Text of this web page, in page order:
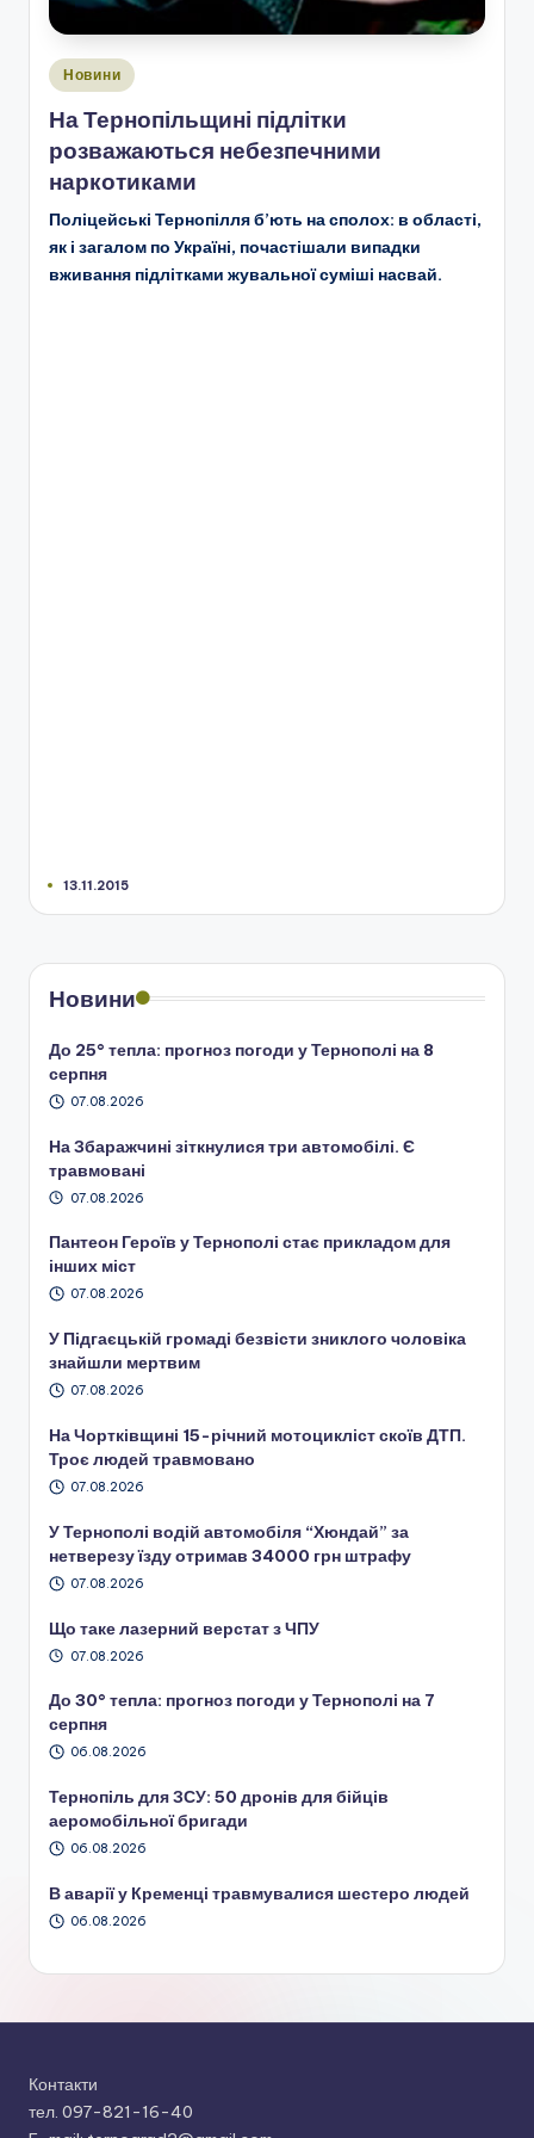
Опубліковано
Новини
На Тернопільщині підлітки
розважаються небезпечними
наркотиками
Поліцейські Тернопілля б’ють на сполох: в області,
як і загалом по Україні, почастішали випадки
вживання підлітками жувальної суміші насвай.
13.11.2015
Новини
До 25° тепла: прогноз погоди у Тернополі на 8
серпня
07.08.2026
На Збаражчині зіткнулися три автомобілі. Є
травмовані
07.08.2026
Пантеон Героїв у Тернополі стає прикладом для
інших міст
07.08.2026
У Підгаєцькій громаді безвісти зниклого чоловіка
знайшли мертвим
07.08.2026
На Чортківщині 15-річний мотоцикліст скоїв ДТП.
Троє людей травмовано
07.08.2026
У Тернополі водій автомобіля “Хюндай” за
нетверезу їзду отримав 34000 грн штрафу
07.08.2026
Що таке лазерний верстат з ЧПУ
07.08.2026
До 30° тепла: прогноз погоди у Тернополі на 7
серпня
06.08.2026
Тернопіль для ЗСУ: 50 дронів для бійців
аеромобільної бригади
06.08.2026
В аварії у Кременці травмувалися шестеро людей
06.08.2026
Контакти
тел. 097-821-16-40